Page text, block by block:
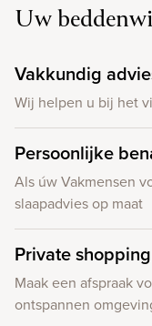
Uw
Vakkundig
Wij helpen u bij het
Persoonlijke
Als úw Vakmensen
slaapadvies op maat
Private shopping
Maak een afspraak
ontspannen